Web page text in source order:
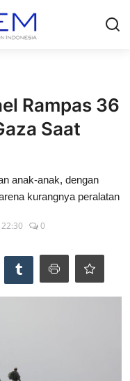
Rampas 36
Saat
anak-anak, dengan
kurangnya peralatan
0